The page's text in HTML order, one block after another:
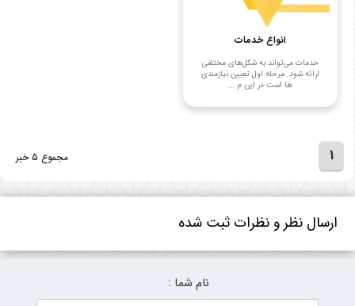
انواع خدمات
خدمات می‌تواند به شکل‌های مختلفی
ارائه شود. مرحله اول تعیین نیازمندی
‌ها است در این م ...
1 مجموع 5 خبر
ارسال نظر و نظرات ثبت شده
نام شما :